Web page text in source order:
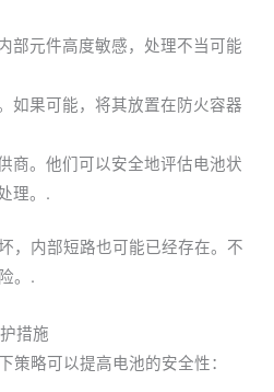
部元件高度敏感，处理不当可能
如果可能，将其放置在防火容器
商。他们可以安全地评估电池状
理。.
，内部短路也可能已经存在。不
。.
措施
策略可以提高电池的安全性：